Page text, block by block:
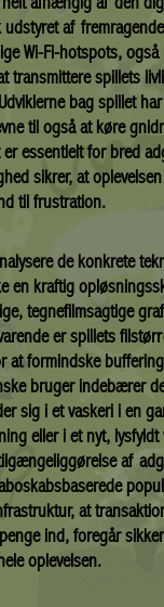
udstyret af
Wi-Fi-hotspots, også
transmittere spillets
bag spillet
til også at køre
er essentielt for bred
sikrer, at
til frustration.
de konkrete
en kraftig
tegnefilmsagtige
er spillets
at formindske
bruger indebærer
sig i et vaskeri i en
eller i et nyt,
af
at
ind, foregår
oplevelsen.